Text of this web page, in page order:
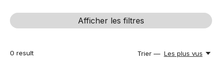
Afficher les filtres
0 result Trier — Les plus vus